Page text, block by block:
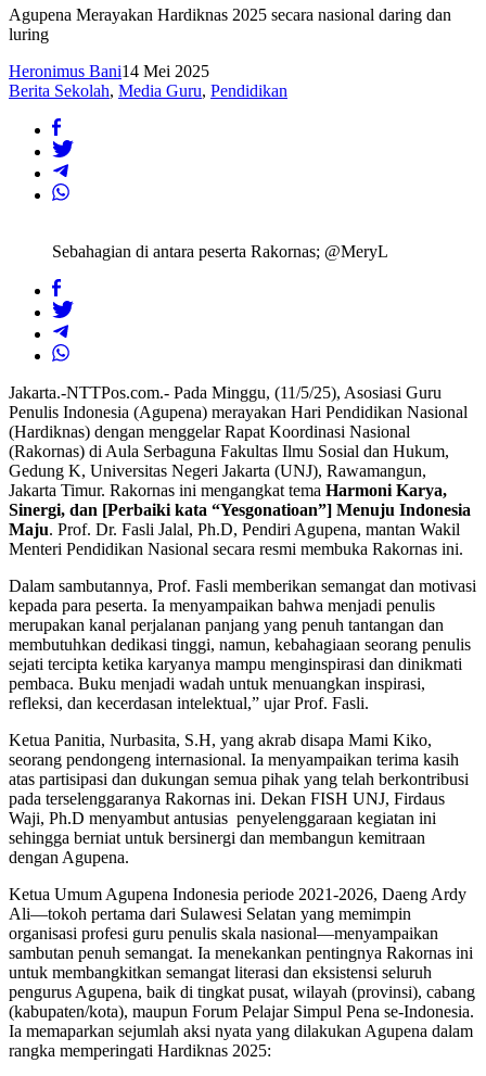
Agupena Merayakan Hardiknas 2025 secara nasional daring dan
luring
Heronimus Bani14 Mei 2025
Berita Sekolah, Media Guru, Pendidikan
Sebahagian di antara peserta Rakornas; @MeryL
Jakarta.-NTTPos.com.- Pada Minggu, (11/5/25), Asosiasi Guru
Penulis Indonesia (Agupena) merayakan Hari Pendidikan Nasional
(Hardiknas) dengan menggelar Rapat Koordinasi Nasional
(Rakornas) di Aula Serbaguna Fakultas Ilmu Sosial dan Hukum,
Gedung K, Universitas Negeri Jakarta (UNJ), Rawamangun,
Jakarta Timur. Rakornas ini mengangkat tema Harmoni Karya,
Sinergi, dan [Perbaiki kata “Yesgonatioan”] Menuju Indonesia
Maju. Prof. Dr. Fasli Jalal, Ph.D, Pendiri Agupena, mantan Wakil
Menteri Pendidikan Nasional secara resmi membuka Rakornas ini.
Dalam sambutannya, Prof. Fasli memberikan semangat dan motivasi
kepada para peserta. Ia menyampaikan bahwa menjadi penulis
merupakan kanal perjalanan panjang yang penuh tantangan dan
membutuhkan dedikasi tinggi, namun, kebahagiaan seorang penulis
sejati tercipta ketika karyanya mampu menginspirasi dan dinikmati
pembaca. Buku menjadi wadah untuk menuangkan inspirasi,
refleksi, dan kecerdasan intelektual,” ujar Prof. Fasli.
Ketua Panitia, Nurbasita, S.H, yang akrab disapa Mami Kiko,
seorang pendongeng internasional. Ia menyampaikan terima kasih
atas partisipasi dan dukungan semua pihak yang telah berkontribusi
pada terselenggaranya Rakornas ini. Dekan FISH UNJ, Firdaus
Waji, Ph.D menyambut antusias penyelenggaraan kegiatan ini
sehingga berniat untuk bersinergi dan membangun kemitraan
dengan Agupena.
Ketua Umum Agupena Indonesia periode 2021-2026, Daeng Ardy
Ali—tokoh pertama dari Sulawesi Selatan yang memimpin
organisasi profesi guru penulis skala nasional—menyampaikan
sambutan penuh semangat. Ia menekankan pentingnya Rakornas ini
untuk membangkitkan semangat literasi dan eksistensi seluruh
pengurus Agupena, baik di tingkat pusat, wilayah (provinsi), cabang
(kabupaten/kota), maupun Forum Pelajar Simpul Pena se-Indonesia.
Ia memaparkan sejumlah aksi nyata yang dilakukan Agupena dalam
rangka memperingati Hardiknas 2025: